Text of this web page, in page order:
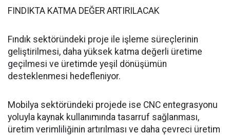
FINDIKTA KATMA DEĞER ARTIRILACAK
Fındık sektöründeki proje ile işleme süreçlerinin
geliştirilmesi, daha yüksek katma değerli üretime
geçilmesi ve üretimde yeşil dönüşümün
desteklenmesi hedefleniyor.
Mobilya sektöründeki projede ise CNC entegrasyonu
yoluyla kaynak kullanımında tasarruf sağlanması,
üretim verimliliğinin artırılması ve daha çevreci üretim